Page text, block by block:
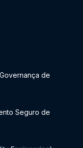
Governança de
Seguro de